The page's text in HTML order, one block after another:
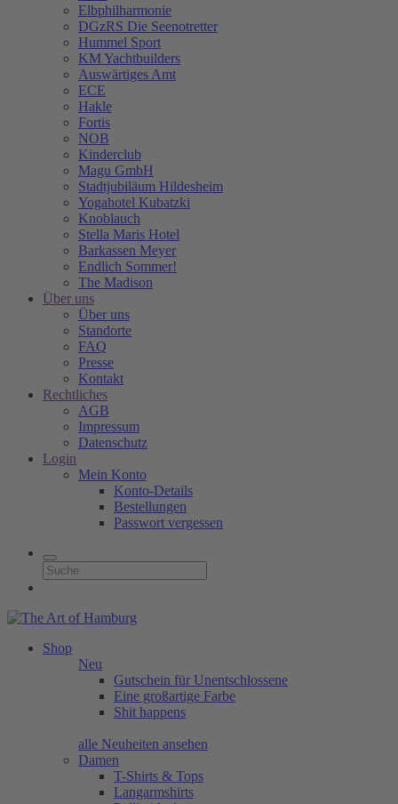
Elbphilharmonie
DGzRS Die Seenotretter
Hummel Sport
KM Yachtbuilders
Auswärtiges Amt
ECE
Hakle
Fortis
NOB
Kinderclub
Magu GmbH
Stadtjubiläum Hildesheim
Yogahotel Kubatzki
Knoblauch
Stella Maris Hotel
Barkassen Meyer
Endlich Sommer!
The Madison
Über uns
Über uns
Standorte
FAQ
Presse
Kontakt
Rechtliches
AGB
Impressum
Datenschutz
Login
Mein Konto
Konto-Details
Bestellungen
Passwort vergessen
Shop
Neu
Gutschein für Unentschlossene
Eine großartige Farbe
Shit happens
alle Neuheiten ansehen
Damen
T-Shirts & Tops
Langarmshirts